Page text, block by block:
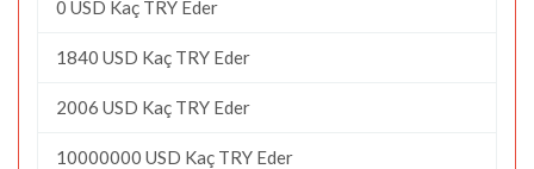
0 USD Kaç TRY Eder
1840 USD Kaç TRY Eder
2006 USD Kaç TRY Eder
10000000 USD Kaç TRY Eder